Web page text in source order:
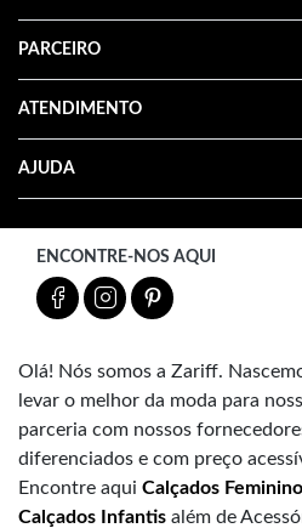
PARCEIRO
ATENDIMENTO
AJUDA
ENCONTRE-NOS AQUI
Olá! Nós somos a Zariff.
levar o melhor da moda para
parceria com nossos
diferenciados e com preço
Encontre aqui Calçados
Calçados Infantis além de